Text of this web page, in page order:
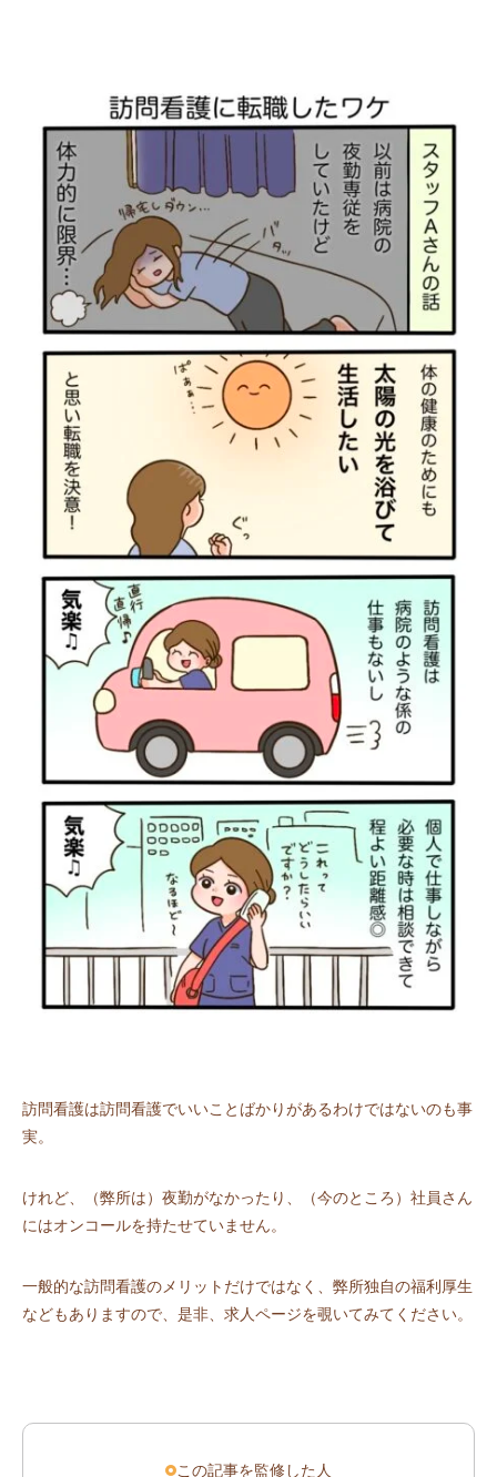
訪問看護は訪問看護でいいことばかりがあるわけではないのも事
実。
けれど、（弊所は）夜勤がなかったり、（今のところ）社員さん
にはオンコールを持たせていません。
一般的な訪問看護のメリットだけではなく、弊所独自の福利厚生
などもありますので、是非、求人ページを覗いてみてください。
この記事を監修した人